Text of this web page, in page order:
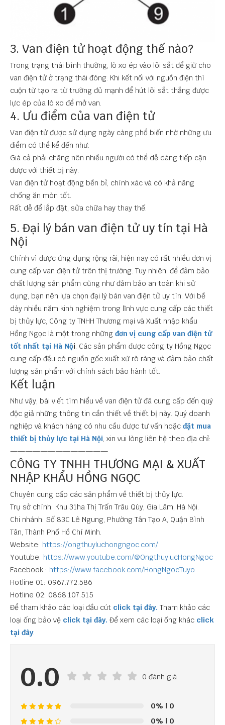
3. Van điện tử hoạt động thế nào?
Trong trạng thái bình thường, lò xo ép vào lõi sắt để giữ cho
van điện tử ở trạng thái đóng. Khi kết nối với nguồn điện thì
cuộn từ tạo ra từ trường đủ mạnh để hút lõi sắt thắng được
lực ép của lò xo để mở van.
4. Ưu điểm của van điện tử
Van điện tử được sử dụng ngày càng phổ biến nhờ những ưu
điểm có thể kể đến như:
Giá cả phải chăng nên nhiều người có thể dễ dàng tiếp cận
được với thiết bị này.
Van điện tử hoạt động bền bỉ, chính xác và có khả năng
chống ăn mòn tốt.
Rất dễ để lắp đặt, sửa chữa hay thay thế.
5. Đại lý bán van điện tử uy tín tại Hà
Nội
Chính vì được ứng dụng rộng rãi, hiện nay có rất nhiều đơn vị
cung cấp van điện tử trên thị trường. Tuy nhiên, để đảm bảo
chất lượng sản phẩm cũng như đảm bảo an toàn khi sử
dụng, bạn nên lựa chọn đại lý bán van điện tử uy tín. Với bề
dày nhiều năm kinh nghiệm trong lĩnh vực cung cấp các thiết
bị thủy lực, Công ty TNHH Thương mại và Xuất nhập khẩu
Hồng Ngọc là một trong những đơn vị cung cấp van điện tử
tốt nhất tại Hà Nội. Các sản phẩm được công ty Hồng Ngọc
cung cấp đều có nguồn gốc xuất xứ rõ ràng và đảm bảo chất
lượng sản phẩm với chính sách bảo hành tốt.
Kết luận
Như vậy, bài viết tìm hiểu về van điện tử đã cung cấp đến quý
độc giả những thông tin cần thiết về thiết bị này. Quý doanh
nghiệp và khách hàng có nhu cầu được tư vấn hoặc đặt mua
thiết bị thủy lực tại Hà Nội, xin vui lòng liên hệ theo địa chỉ:
—————————————
CÔNG TY TNHH THƯƠNG MẠI & XUẤT
NHẬP KHẨU HỒNG NGỌC
Chuyên cung cấp các sản phẩm về thiết bị thủy lực.
Trụ sở chính: Khu 31ha Thị Trấn Trâu Qùy, Gia Lâm, Hà Nội.
Chi nhánh: Số 83C Lê Ngung, Phường Tân Tạo A, Quận Bình
Tân, Thành Phố Hồ Chí Minh.
Website: https://ongthuyluchongngoc.com/
Youtube: https://www.youtube.com/@OngthuylucHongNgoc
Facebook : https://www.facebook.com/HongNgocTuyo
Hotline 01: 0967.772.586
Hotline 02: 0868.107.515
Để tham khảo các loại đầu cút click tại đây. Tham khảo các
loại ống bảo vệ click tại đây. Để xem các loại ống khác click
tại đây.
0.0 0 đánh giá
0% | 0
0% | 0